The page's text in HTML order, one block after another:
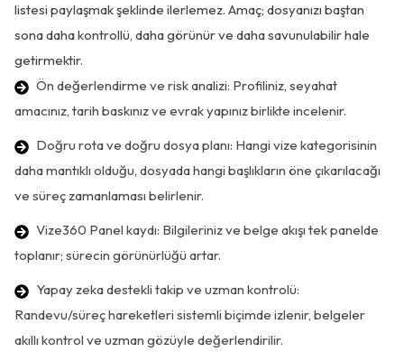
listesi paylaşmak şeklinde ilerlemez. Amaç; dosyanızı baştan
sona daha kontrollü, daha görünür ve daha savunulabilir hale
getirmektir.
Ön değerlendirme ve risk analizi: Profiliniz, seyahat
amacınız, tarih baskınız ve evrak yapınız birlikte incelenir.
Doğru rota ve doğru dosya planı: Hangi vize kategorisinin
daha mantıklı olduğu, dosyada hangi başlıkların öne çıkarılacağı
ve süreç zamanlaması belirlenir.
Vize360 Panel kaydı: Bilgileriniz ve belge akışı tek panelde
toplanır; sürecin görünürlüğü artar.
Yapay zeka destekli takip ve uzman kontrolü:
Randevu/süreç hareketleri sistemli biçimde izlenir, belgeler
akıllı kontrol ve uzman gözüyle değerlendirilir.